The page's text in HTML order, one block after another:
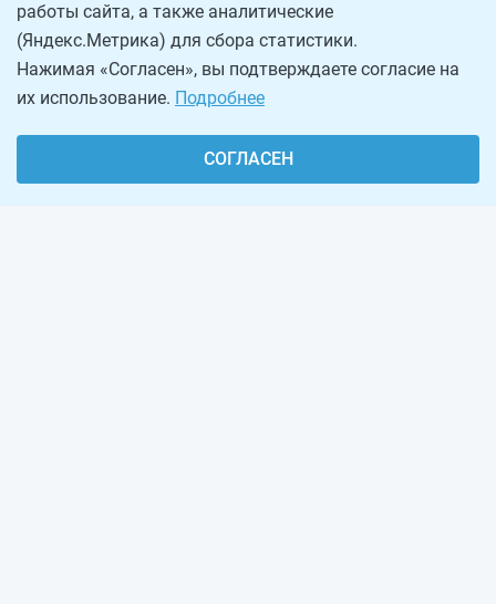
работы сайта, а также аналитические
(Яндекс.Метрика) для сбора статистики.
Нажимая «Согласен», вы подтверждаете согласие на
их использование. Подробнее
СОГЛАСЕН